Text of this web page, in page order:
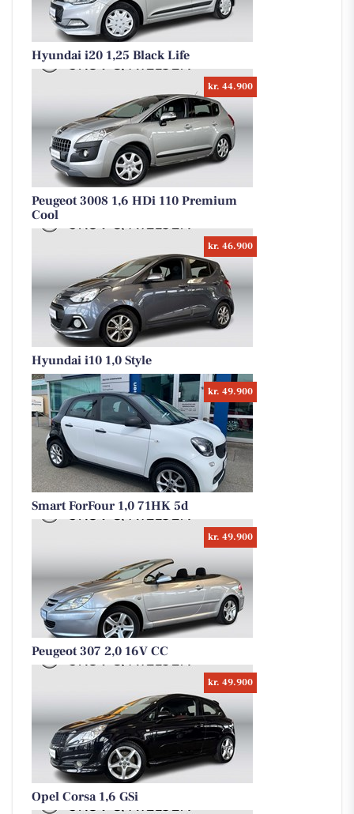
Hyundai i20 1,25 Black Life
kr. 44.900
Peugeot 3008 1,6 HDi 110 Premium
Cool
kr. 46.900
Hyundai i10 1,0 Style
kr. 49.900
Smart ForFour 1,0 71HK 5d
kr. 49.900
Peugeot 307 2,0 16V CC
kr. 49.900
Opel Corsa 1,6 GSi